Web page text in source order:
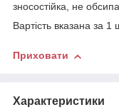
зносостійка, не
Вартість вказана за 1
Приховати
Характеристики